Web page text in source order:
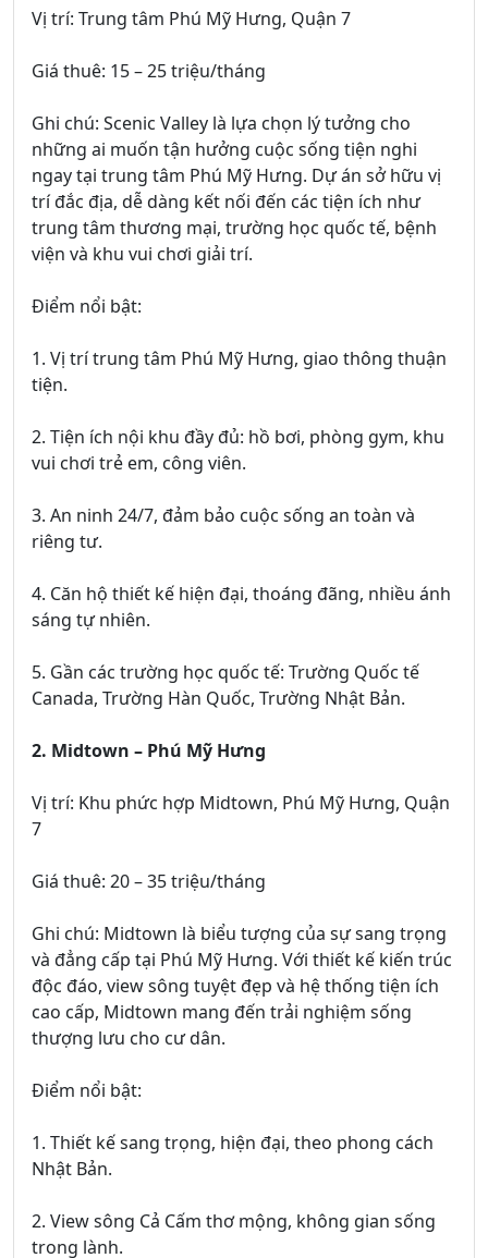
Vị trí: Trung tâm Phú Mỹ Hưng, Quận 7
Giá thuê: 15 – 25 triệu/tháng
Ghi chú: Scenic Valley là lựa chọn lý tưởng cho
những ai muốn tận hưởng cuộc sống tiện nghi
ngay tại trung tâm Phú Mỹ Hưng. Dự án sở hữu vị
trí đắc địa, dễ dàng kết nối đến các tiện ích như
trung tâm thương mại, trường học quốc tế, bệnh
viện và khu vui chơi giải trí.
Điểm nổi bật:
1. Vị trí trung tâm Phú Mỹ Hưng, giao thông thuận
tiện.
2. Tiện ích nội khu đầy đủ: hồ bơi, phòng gym, khu
vui chơi trẻ em, công viên.
3. An ninh 24/7, đảm bảo cuộc sống an toàn và
riêng tư.
4. Căn hộ thiết kế hiện đại, thoáng đãng, nhiều ánh
sáng tự nhiên.
5. Gần các trường học quốc tế: Trường Quốc tế
Canada, Trường Hàn Quốc, Trường Nhật Bản.
2. Midtown – Phú Mỹ Hưng
Vị trí: Khu phức hợp Midtown, Phú Mỹ Hưng, Quận
7
Giá thuê: 20 – 35 triệu/tháng
Ghi chú: Midtown là biểu tượng của sự sang trọng
và đẳng cấp tại Phú Mỹ Hưng. Với thiết kế kiến trúc
độc đáo, view sông tuyệt đẹp và hệ thống tiện ích
cao cấp, Midtown mang đến trải nghiệm sống
thượng lưu cho cư dân.
Điểm nổi bật:
1. Thiết kế sang trọng, hiện đại, theo phong cách
Nhật Bản.
2. View sông Cả Cấm thơ mộng, không gian sống
trong lành.